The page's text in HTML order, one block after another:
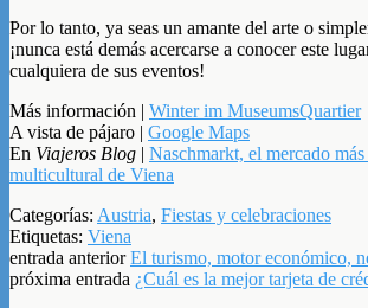
Por lo tanto, ya seas un amante del arte o
¡nunca está demás acercarse a conocer este
cualquiera de sus eventos!
Más información | Winter im MuseumsQuartier
A vista de pájaro | Google Maps
En Viajeros Blog | Naschmarkt, el mercado
multicultural de Viena
Categorías: Austria, Fiestas y celebraciones
Etiquetas: Viena
entrada anteriorEl turismo, motor económico,
próxima entrada ¿Cuál es la mejor tarjeta de